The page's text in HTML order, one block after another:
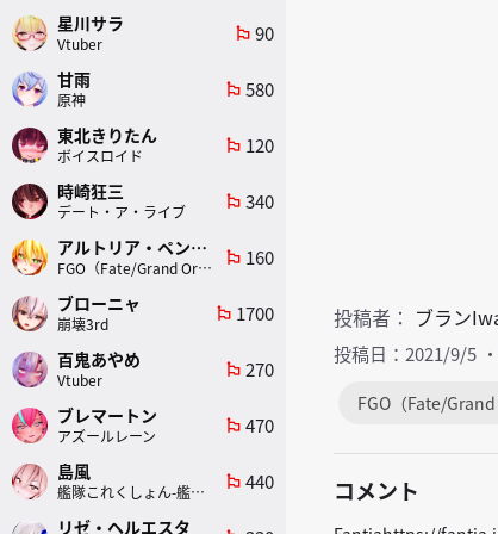
投稿者： ブラン
投稿日：2021/9/5
FGO（Fate/Grand
コメント
星川サラ
Vtuber
emoji_flags 90
甘雨
原神
emoji_flags 580
東北きりたん
ボイスロイド
emoji_flags 120
時崎狂三
デート・ア・ライブ
emoji_flags 340
アルトリア・ペンドラゴン(ランサー)
FGO（Fate/Grand Order）
emoji_flags 160
ブローニャ
崩壊3rd
emoji_flags 1700
百鬼あやめ
Vtuber
emoji_flags 270
ブレマートン
アズールレーン
emoji_flags 470
島風
艦隊これくしょん-艦これ-
emoji_flags 440
リゼ・ヘルエスタ